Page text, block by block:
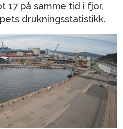
17 på samme tid i fjor,
drukningsstatistikk.